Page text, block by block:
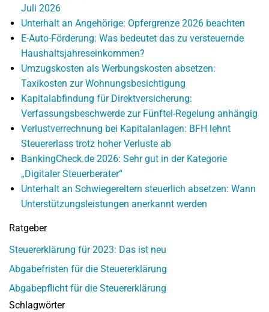
Juli 2026
Unterhalt an Angehörige: Opfergrenze 2026 beachten
E-Auto-Förderung: Was bedeutet das zu versteuernde
Haushaltsjahreseinkommen?
Umzugskosten als Werbungskosten absetzen:
Taxikosten zur Wohnungsbesichtigung
Kapitalabfindung für Direktversicherung:
Verfassungsbeschwerde zur Fünftel-Regelung anhängig
Verlustverrechnung bei Kapitalanlagen: BFH lehnt
Steuererlass trotz hoher Verluste ab
BankingCheck.de 2026: Sehr gut in der Kategorie
„Digitaler Steuerberater“
Unterhalt an Schwiegereltern steuerlich absetzen: Wann
Unterstützungsleistungen anerkannt werden
Ratgeber
Steuererklärung für 2023: Das ist neu
Abgabefristen für die Steuererklärung
Abgabepflicht für die Steuererklärung
Schlagwörter